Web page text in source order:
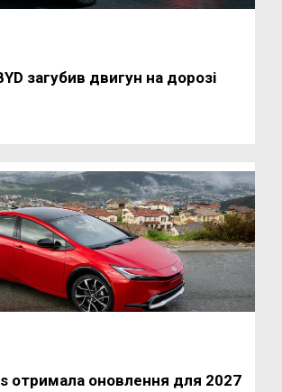
загубив двигун на дорозі
отримала оновлення для 2027